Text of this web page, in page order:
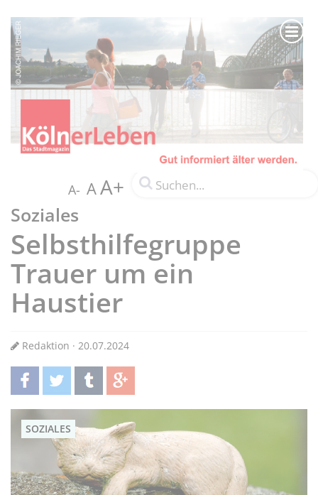
A- AA+
Soziales
Selbsthilfegruppe
Trauer um ein
Haustier
Redaktion · 20.07.2024
teilentwittern teilen teilen
SOZIALES